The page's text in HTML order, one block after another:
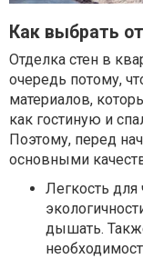
Как выбрать
Отделка стен в
очередь потому,
материалов,
как гостиную и
Поэтому, перед
основными
Легкость для
дышать.